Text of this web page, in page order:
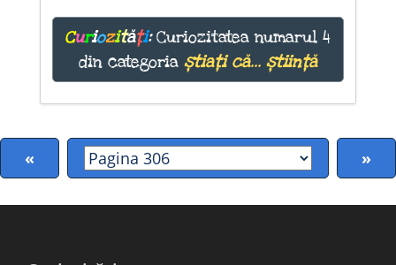
Curiozități:Curiozitatea numarul 4
din categoria știați că... știință
« »